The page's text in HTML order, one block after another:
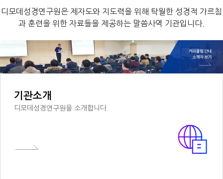
디모데성경연구원은 제자도와 지도력을 위해 탁월한 성경적 가르침
과 훈련을 위한 자료들을 제공하는 말씀사역 기관입니다.
기관소개
디모데성경연구원을 소개합니다.